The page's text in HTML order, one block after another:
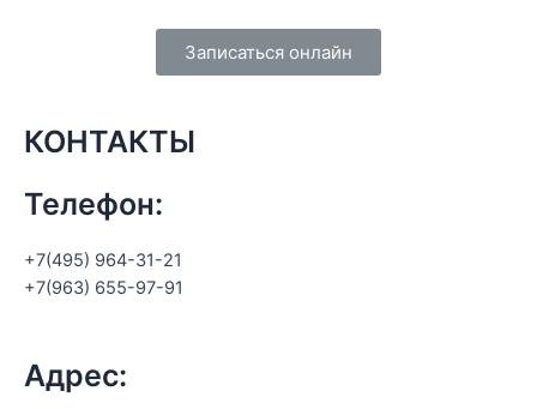
Записаться онлайн
КОНТАКТЫ
Телефон:
+7(495) 964-31-21
+7(963) 655-97-91
Адрес: